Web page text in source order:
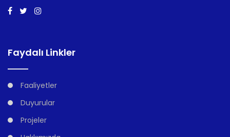
Faydalı Linkler
Faaliyetler
Duyurular
Projeler